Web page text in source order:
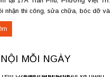
nhận thi công, sửa chữa, bóc dỡ và
thảm cũ trên toàn khu vực Việt Trì,
Các loại thảm đang cung cấp Thảm
MỖI NGÀY